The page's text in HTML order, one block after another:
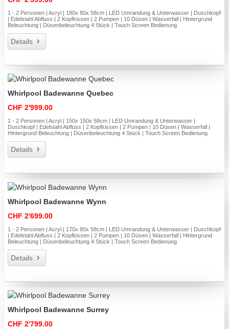
1 - 2 Personen | Acryl | 180x 80x 58cm | LED Umrandung & Unterwasser | Duschkopf
| Edelstahl Abfluss | 2 Kopfkissen | 2 Pumpen | 10 Düsen | Wasserfall | Hintergrund
Beleuchtung | Düsenbeleuchtung 4 Stück | Touch Screen Bedienung
Details
Whirlpool Badewanne Quebec
CHF 2'999.00
1 - 2 Personen | Acryl | 150x 150x 58cm | LED Umrandung & Unterwasser |
Duschkopf | Edelstahl Abfluss | 2 Kopfkissen | 2 Pumpen | 10 Düsen | Wasserfall |
Hintergrund Beleuchtung | Düsenbeleuchtung 4 Stück | Touch Screen Bedienung
Details
Whirlpool Badewanne Wynn
CHF 2'699.00
1 - 2 Personen | Acryl | 170x 80x 58cm | LED Umrandung & Unterwasser | Duschkopf
| Edelstahl Abfluss | 2 Kopfkissen | 2 Pumpen | 10 Düsen | Wasserfall | Hintergrund
Beleuchtung | Düsenbeleuchtung 4 Stück | Touch Screen Bedienung
Details
Whirlpool Badewanne Surrey
CHF 2'799.00